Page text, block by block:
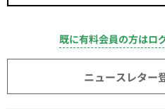
既に有料会員の方はロ
ニュースレター